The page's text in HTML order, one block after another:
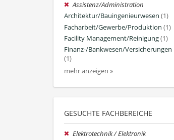
Assistenz/Administration
Architektur/Bauingenieurwesen (1)
Facharbeit/Gewerbe/Produktion (1)
Facility Management/Reinigung(1)
Finanz-/Bankwesen/Versicherungen
(1)
mehr anzeigen »
GESUCHTE FACHBEREICHE
Elektrotechnik / Elektronik